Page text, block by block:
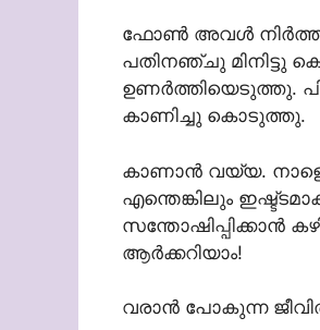
ഫോൺ അവൾ
പതിനഞ്ചു മിനിട്ടു
ഉണർത്തിയെടുത്തു.
കാണിച്ചു കൊടുത്തു.
കാണാൻ വയ്യ.
എന്തെങ്കിലും
സന്തോഷിപ്പിക്കാൻ
ആർക്കറിയാം!
വരാൻ പോകുന്ന